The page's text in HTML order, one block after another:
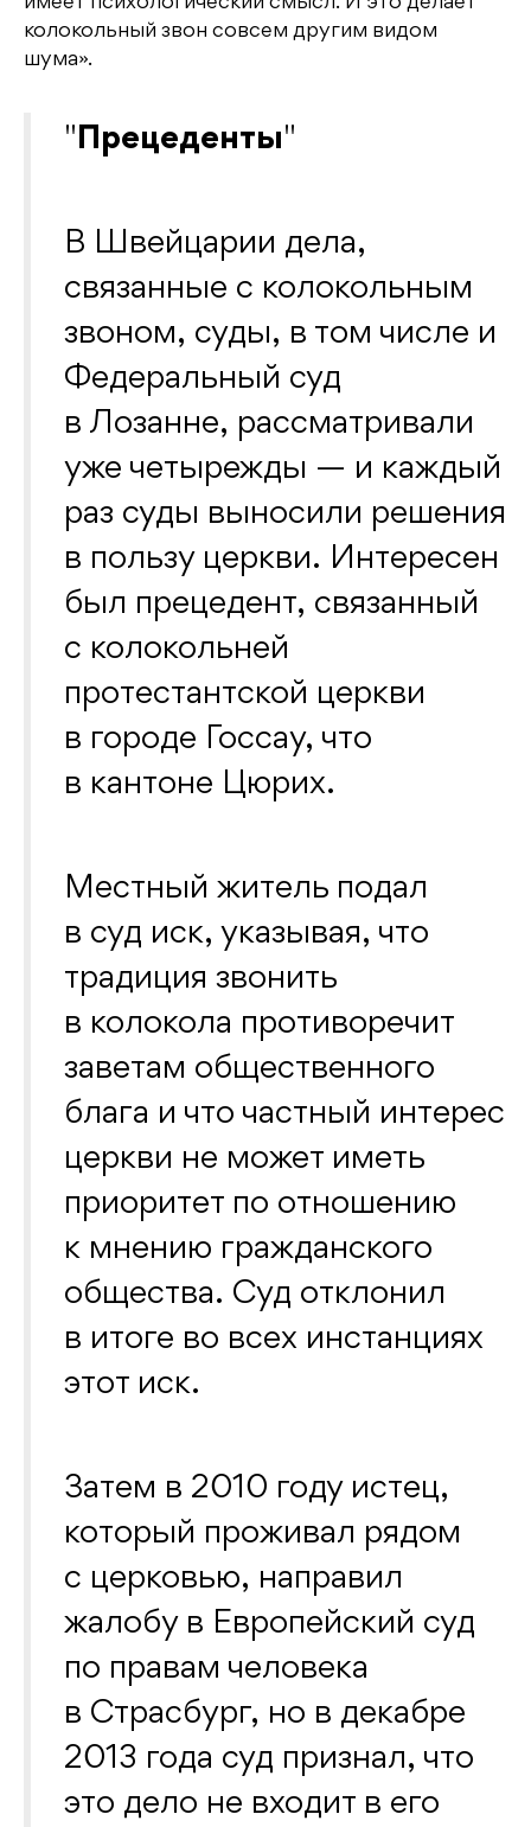
имеет психологический смысл. И это делает
колокольный звон совсем другим видом
шума».
Прецеденты
В Швейцарии дела,
связанные с колокольным
звоном, суды, в том числе и
Федеральный суд
в Лозанне, рассматривали
уже четырежды — и каждый
раз суды выносили решения
в пользу церкви. Интересен
был прецедент, связанный
с колокольней
протестантской церкви
в городе Госсау, что
в кантоне Цюрих.
Местный житель подал
в суд иск, указывая, что
традиция звонить
в колокола противоречит
заветам общественного
блага и что частный интерес
церкви не может иметь
приоритет по отношению
к мнению гражданского
общества. Суд отклонил
в итоге во всех инстанциях
этот иск.
Затем в 2010 году истец,
который проживал рядом
с церковью, направил
жалобу в Европейский суд
по правам человека
в Страсбург, но в декабре
2013 года суд признал, что
это дело не входит в его